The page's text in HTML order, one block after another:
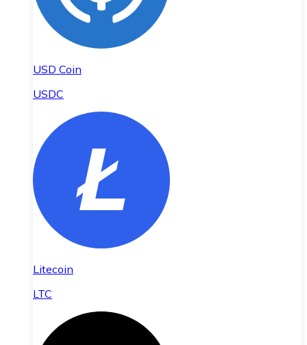
USD Coin
USDC
Litecoin
LTC